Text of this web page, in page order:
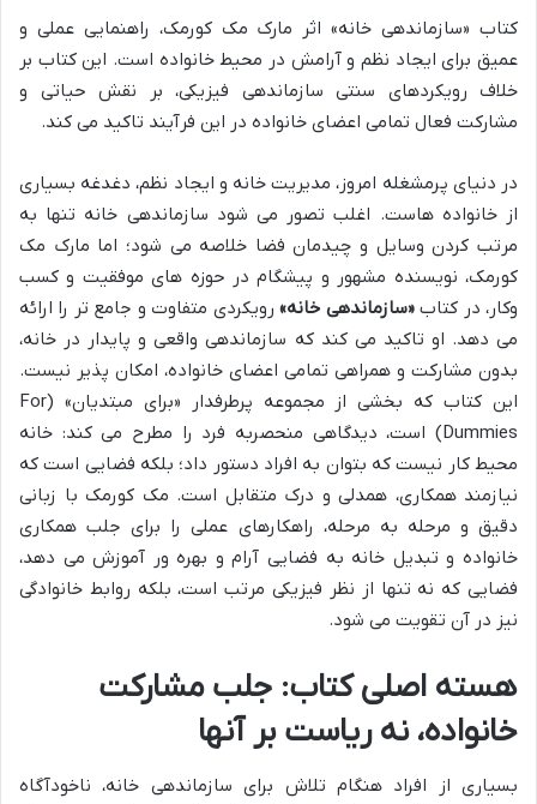
کتاب «سازماندهی خانه» اثر مارک مک کورمک، راهنمایی عملی و
عمیق برای ایجاد نظم و آرامش در محیط خانواده است. این کتاب بر
خلاف رویکردهای سنتی سازماندهی فیزیکی، بر نقش حیاتی و
مشارکت فعال تمامی اعضای خانواده در این فرآیند تاکید می کند.
در دنیای پرمشغله امروز، مدیریت خانه و ایجاد نظم، دغدغه بسیاری
از خانواده هاست. اغلب تصور می شود سازماندهی خانه تنها به
مرتب کردن وسایل و چیدمان فضا خلاصه می شود؛ اما مارک مک
کورمک، نویسنده مشهور و پیشگام در حوزه های موفقیت و کسب
وکار، در کتاب«سازماندهی خانه»رویکردی متفاوت و جامع تر را ارائه
می دهد. او تاکید می کند که سازماندهی واقعی و پایدار در خانه،
بدون مشارکت و همراهی تمامی اعضای خانواده، امکان پذیر نیست.
این کتاب که بخشی از مجموعه پرطرفدار «برای مبتدیان» (For
Dummies) است، دیدگاهی منحصربه فرد را مطرح می کند: خانه
محیط کار نیست که بتوان به افراد دستور داد؛ بلکه فضایی است که
نیازمند همکاری، همدلی و درک متقابل است. مک کورمک با زبانی
دقیق و مرحله به مرحله، راهکارهای عملی را برای جلب همکاری
خانواده و تبدیل خانه به فضایی آرام و بهره ور آموزش می دهد،
فضایی که نه تنها از نظر فیزیکی مرتب است، بلکه روابط خانوادگی
نیز در آن تقویت می شود.
هسته اصلی کتاب: جلب مشارکت
خانواده، نه ریاست بر آنها
بسیاری از افراد هنگام تلاش برای سازماندهی خانه، ناخودآگاه